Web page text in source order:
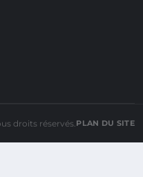
droits réservés.PLAN DU SITE